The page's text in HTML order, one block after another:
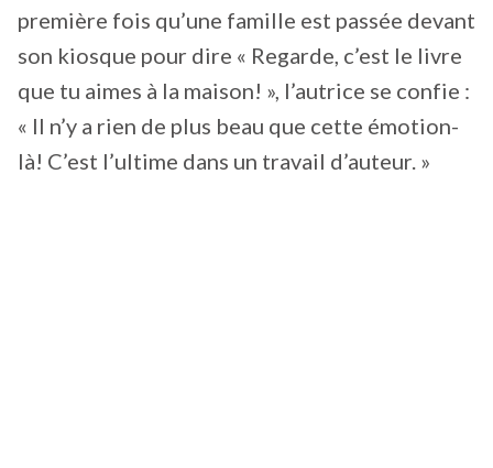
première fois qu’une famille est passée devant
son kiosque pour dire « Regarde, c’est le livre
que tu aimes à la maison! », l’autrice se confie :
« Il n’y a rien de plus beau que cette émotion-
là! C’est l’ultime dans un travail d’auteur. »